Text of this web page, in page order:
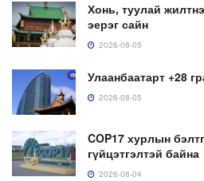
Хонь, туулай
эерэг сайн
2026-08-05
Улаанбаатарт +28
2026-08-05
COP17 хурлын
гүйцэтгэлтэй байна
2026-08-04